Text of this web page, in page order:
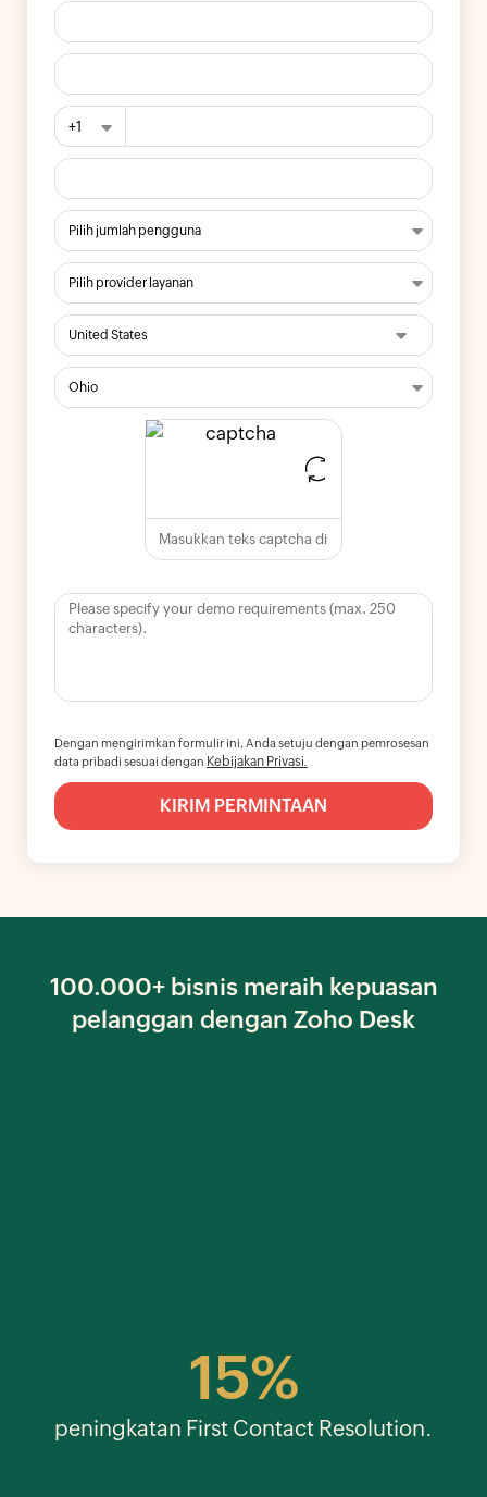
+1
Dengan mengirimkan formulir ini, Anda setuju dengan pemrosesan
data pribadi sesuai dengan Kebijakan Privasi.
100.000+ bisnis meraih kepuasan
pelanggan dengan Zoho Desk
15%
peningkatan First Contact Resolution.